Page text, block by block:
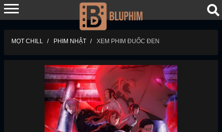
MỌT CHILL PHIM NHẬT XEM PHIM ĐUỐC ĐEN